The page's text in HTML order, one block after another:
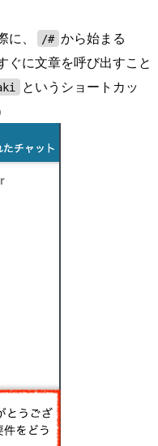
、
/# から始まる
ぐに文章を呼び出すこと
というショートカッ